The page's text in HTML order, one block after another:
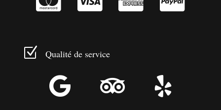
Z Qualité de service
  